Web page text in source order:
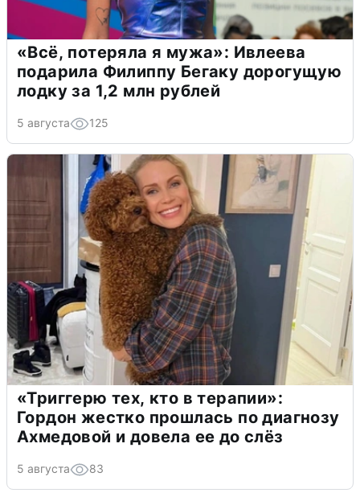
«Всё, потеряла я мужа»: Ивлеева
подарила Филиппу Бегаку дорогущую
лодку за 1,2 млн рублей
5 августа 125
«Триггерю тех, кто в терапии»:
Гордон жестко прошлась по диагнозу
Ахмедовой и довела ее до слёз
5 августа 83